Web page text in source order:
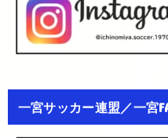
一宮サッカー連盟／一宮